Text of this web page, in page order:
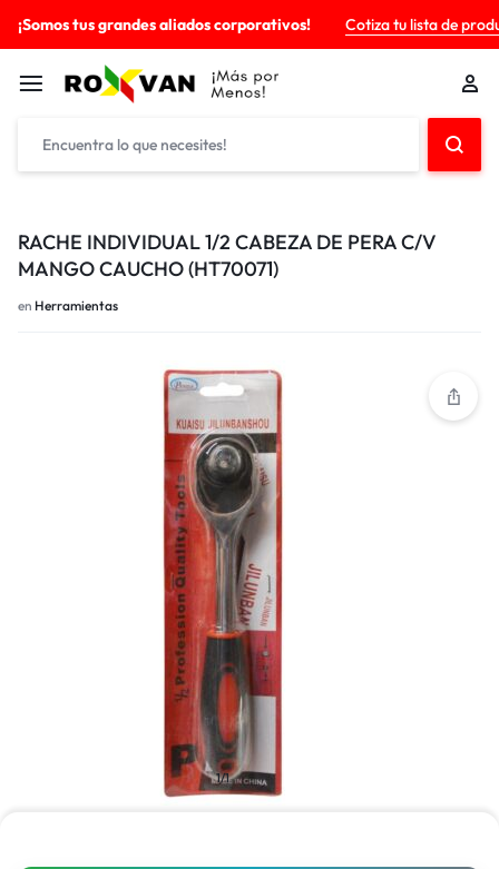
¡Somos tus grandes aliados corporativos! Cotiza tu lista de
RACHE INDIVIDUAL 1/2 CABEZA DE PERA C/V
MANGO CAUCHO (HT70071)
en Herramientas
1/1